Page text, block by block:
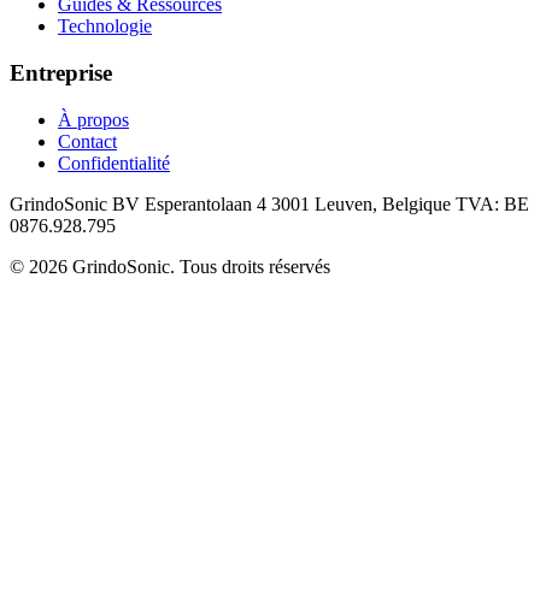
Guides & Ressources
Technologie
Entreprise
À propos
Contact
Confidentialité
GrindoSonic BV Esperantolaan 4 3001 Leuven, Belgique TVA: BE
0876.928.795
© 2026 GrindoSonic. Tous droits réservés